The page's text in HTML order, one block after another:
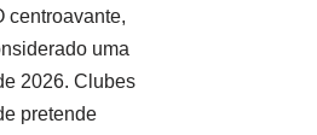
centroavante,
uma
2026. Clubes
pretende